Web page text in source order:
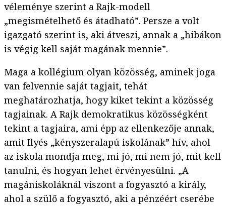
véleménye szerint a Rajk-modell
„megismételhető és átadható”. Persze a volt
igazgató szerint is, aki átveszi, annak a „hibákon
is végig kell saját magának mennie”.
Maga a kollégium olyan közösség, aminek joga
van felvennie saját tagjait, tehát
meghatározhatja, hogy kiket tekint a közösség
tagjainak. A Rajk demokratikus közösségként
tekint a tagjaira, ami épp az ellenkezője annak,
amit Ilyés „kényszeralapú iskolának” hív, ahol
az iskola mondja meg, mi jó, mi nem jó, mit kell
tanulni, és hogyan lehet érvényesülni. „A
magániskoláknál viszont a fogyasztó a király,
ahol a szülő a fogyasztó, aki a pénzéért cserébe